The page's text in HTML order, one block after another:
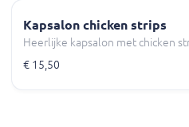
Kapsalon chicken strips
Heerlijke kapsalon met chicken
€ 15,50